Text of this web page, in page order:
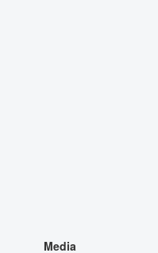
Media